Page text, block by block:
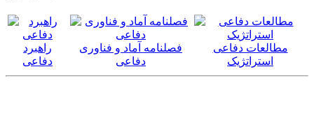
راهبرد
دفاعی
فصلنامه آماد و فناوری
دفاعی
مطالعات دفاعی
استراتژیک